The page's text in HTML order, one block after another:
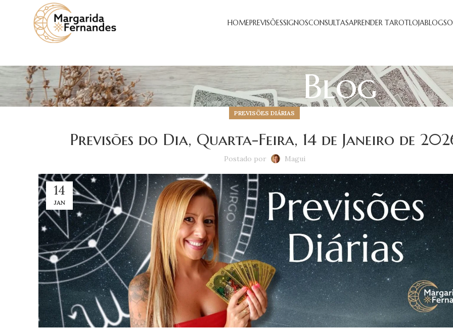
HOMEPREVISÕESSIGNOSCONSULTASAPRENDER TAROTLOJABLOG
Blog
PREVISÕES DIÁRIAS
Previsões do Dia, Quarta-Feira, 14 de Janeiro de
Postado por Magui
14
JAN